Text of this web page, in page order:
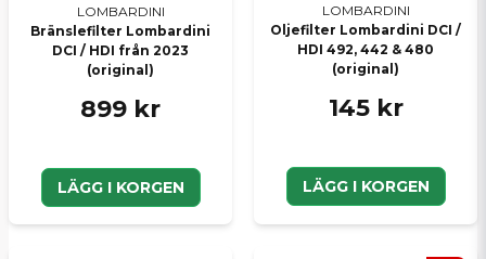
LOMBARDINI
Bränslefilter Lombardini
DCI / HDI från 2023
(original)
899 kr
LÄGG I KORGEN
LOMBARDINI
Oljefilter Lombardini DCI /
HDI 492, 442 & 480
(original)
145 kr
LÄGG I KORGEN